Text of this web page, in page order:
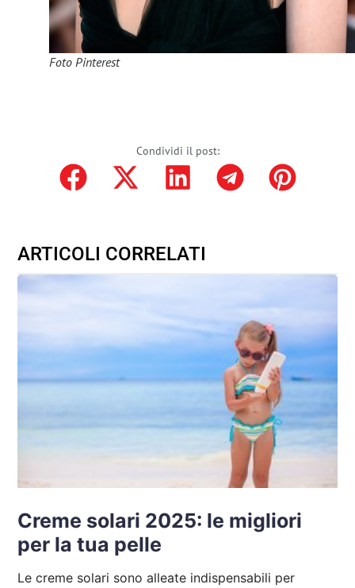
Foto Pinterest
Condividi il post:
ARTICOLI CORRELATI
Creme solari 2025: le migliori
per la tua pelle
Le creme solari sono alleate indispensabili per